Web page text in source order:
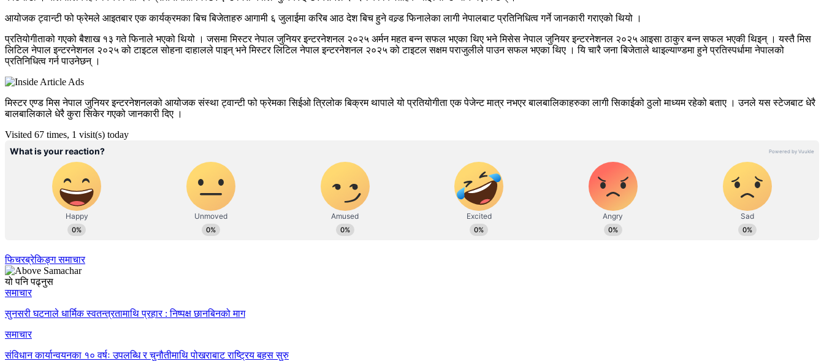
आयोजक ट्वान्टी फो फ्रेमले आइतबार एक कार्यक्रमका बिच बिजेताहरु आगामी ६ जुलाईमा करिब आठ देश बिच हुने वल्र्ड फिनालेका लागी नेपालबाट प्रतिनिधित्व गर्ने जानकारी गराएको थियो ।
प्रतियोगीताको गएको बैशाख १३ गते फिनाले भएको थियो । जसमा मिस्टर नेपाल जुनियर इन्टरनेशनल २०२५ अर्मन महत बन्न सफल भएका थिए भने मिसेस नेपाल जुनियर इन्टरनेशनल २०२५ आइसा ठाकुर बन्न सफल भएकी थिइन् । यस्तै मिस
लिटिल नेपाल इन्टरनेशनल २०२५ को टाइटल सोहना दाहालले पाइन् भने मिस्टर लिटिल नेपाल इन्टरनेशनल २०२५ को टाइटल सक्षम पराजुलीले पाउन सफल भएका थिए । यि चारै जना बिजेताले थाइल्याण्डमा हुने प्रतिस्पर्धामा नेपालको
प्रतिनिधित्व गर्न पाउनेछन् ।
मिस्टर एण्ड मिस नेपाल जुनियर इन्टरनेशनलको आयोजक संस्था ट्वान्टी फो फ्रेमका सिईओ त्रिलोक बिक्रम थापाले यो प्रतियोगीता एक पेजेन्ट मात्र नभएर बालबालिकाहरुका लागी सिकाईको ठुलो माध्यम रहेको बताए । उनले यस स्टेजबाट धेरै
बालबालिकाले धेरै कुरा सिकेर गएको जानकारी दिए ।
Visited 67 times, 1 visit(s) today
फिचरब्रेकिङ्ग समाचार
यो पनि पढ्नुस
समाचार
सुनसरी घटनाले धार्मिक स्वतन्त्रतामाथि प्रहार : निष्पक्ष छानबिनको माग
समाचार
संविधान कार्यान्वयनका १० वर्षः उपलब्धि र चुनौतीमाथि पोखराबाट राष्ट्रिय बहस सुरु